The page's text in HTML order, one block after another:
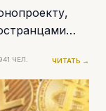
так как...
ЧЕЛ. ЧИТАТЬ →